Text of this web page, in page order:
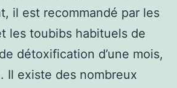
il est recommandé par les
les toubibs habituels de
détoxification d’une mois,
Il existe des nombreux